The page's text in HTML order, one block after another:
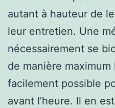
autant à hauteur de
leur entretien. Une
nécessairement se
de manière
facilement possible
avant l’heure. Il en